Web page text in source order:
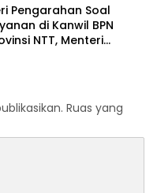
Pengarahan Soal
di Kanwil BPN
NTT, Menteri
Ruas yang